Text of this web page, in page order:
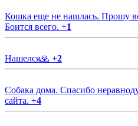
Кошка еще не нашлась. Прошу
Боится всего. +1
Нашелся🙏 +2
Собака дома. Спасибо
сайта. +4